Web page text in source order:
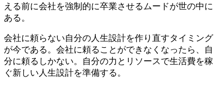
える前に会社を強制的に卒業させるムードが世の中に
ある。
会社に頼らない自分の人生設計を作り直すタイミング
が今である。会社に頼ることができなくなったら、自
分に頼るしかない。自分の力とリソースで生活費を稼
ぐ新しい人生設計を準備する。